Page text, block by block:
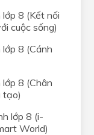
8 (Kết nối
cuộc sống)
8 (Cánh
8 (Chân
tạo)
lớp 8 (i-
World)